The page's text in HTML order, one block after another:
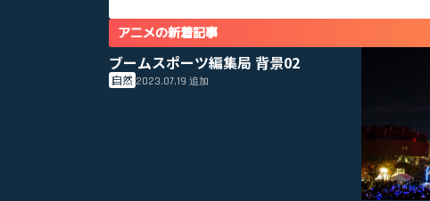
アニメの新着記事
ブームスポーツ編集局 背景02
自然 2023.07.19追加